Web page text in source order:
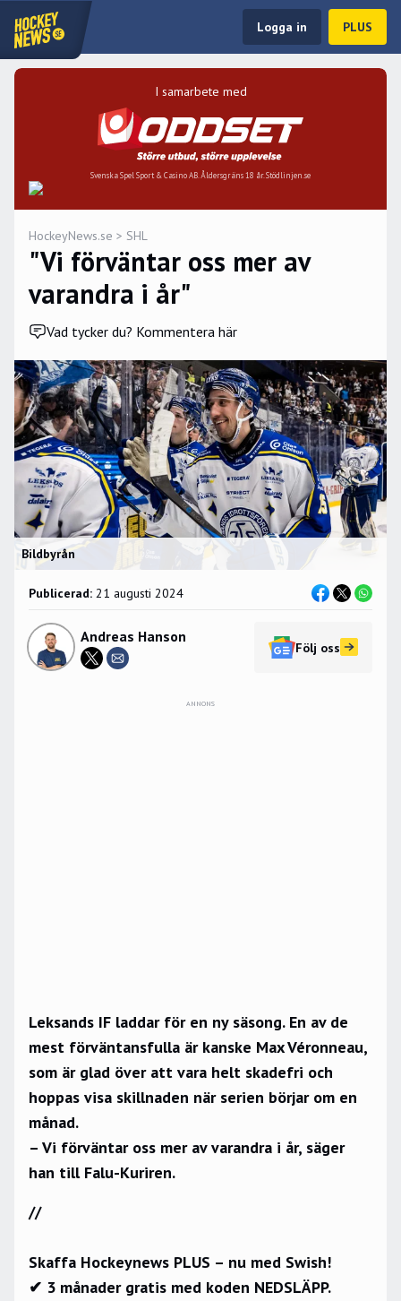
Logga in PLUS
I samarbete med
Svenska Spel Sport & Casino AB. Åldersgräns 18 år. Stödlinjen.se
HockeyNews.se > SHL
"Vi förväntar oss mer av
varandra i år"
Vad tycker du? Kommentera här
Bildbyrån
Publicerad: 21 augusti 2024
Andreas Hanson
Följ oss
ANNONS
Leksands IF laddar för en ny säsong. En av de
mest förväntansfulla är kanske Max Véronneau,
som är glad över att vara helt skadefri och
hoppas visa skillnaden när serien börjar om en
månad.
– Vi förväntar oss mer av varandra i år, säger
han till Falu-Kuriren.
//
Skaffa Hockeynews PLUS – nu med Swish!
✔ 3 månader gratis med koden NEDSLÄPP.